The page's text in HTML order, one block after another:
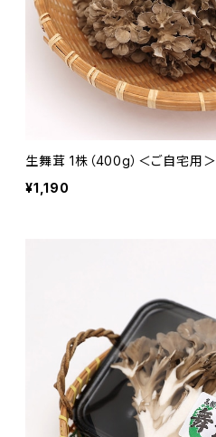
生舞茸 1株（400g）＜ご自宅用＞
¥1,190